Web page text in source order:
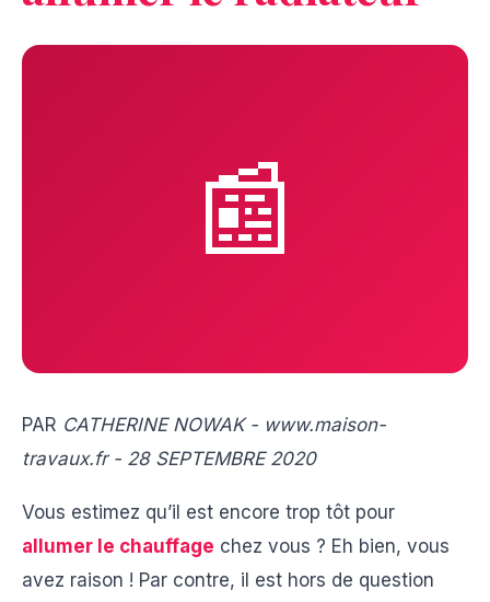
📰
PAR CATHERINE NOWAK - www.maison-
travaux.fr - 28 SEPTEMBRE 2020
Vous estimez qu’il est encore trop tôt pour
allumer le chauffage chez vous ? Eh bien, vous
avez raison ! Par contre, il est hors de question